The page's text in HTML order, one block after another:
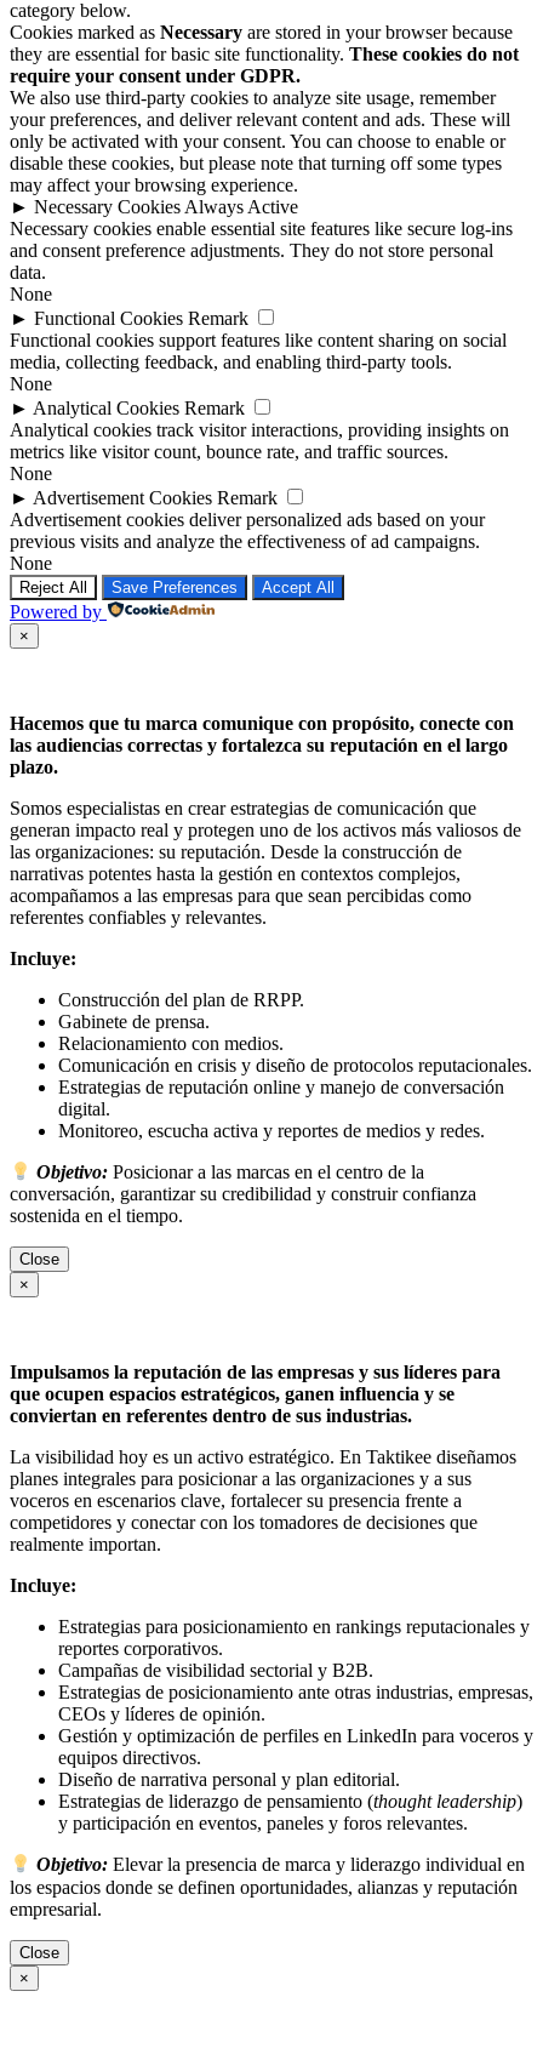
category below.
Cookies marked as Necessary are stored in your browser because
they are essential for basic site functionality. These cookies do not
require your consent under GDPR.
We also use third-party cookies to analyze site usage, remember
your preferences, and deliver relevant content and ads. These will
only be activated with your consent. You can choose to enable or
disable these cookies, but please note that turning off some types
may affect your browsing experience.
► Necessary Cookies Always Active
Necessary cookies enable essential site features like secure log-ins
and consent preference adjustments. They do not store personal
data.
None
► Functional Cookies Remark
Functional cookies support features like content sharing on social
media, collecting feedback, and enabling third-party tools.
None
► Analytical Cookies Remark
Analytical cookies track visitor interactions, providing insights on
metrics like visitor count, bounce rate, and traffic sources.
None
► Advertisement Cookies Remark
Advertisement cookies deliver personalized ads based on your
previous visits and analyze the effectiveness of ad campaigns.
None
Reject All Save Preferences Accept All
Powered by
Ir
a
×
Hacemos que tu marca comunique con propósito, conecte con
las audiencias correctas y fortalezca su reputación en el largo
plazo.
Somos especialistas en crear estrategias de comunicación que
generan impacto real y protegen uno de los activos más valiosos de
las organizaciones: su reputación. Desde la construcción de
narrativas potentes hasta la gestión en contextos complejos,
acompañamos a las empresas para que sean percibidas como
referentes confiables y relevantes.
Incluye:
Construcción del plan de RRPP.
Gabinete de prensa.
Relacionamiento con medios.
Comunicación en crisis y diseño de protocolos reputacionales.
Estrategias de reputación online y manejo de conversación
digital.
Monitoreo, escucha activa y reportes de medios y redes.
Objetivo: Posicionar a las marcas en el centro de la
conversación, garantizar su credibilidad y construir confianza
sostenida en el tiempo.
Close
×
Impulsamos la reputación de las empresas y sus líderes para
que ocupen espacios estratégicos, ganen influencia y se
conviertan en referentes dentro de sus industrias.
La visibilidad hoy es un activo estratégico. En Taktikee diseñamos
planes integrales para posicionar a las organizaciones y a sus
voceros en escenarios clave, fortalecer su presencia frente a
competidores y conectar con los tomadores de decisiones que
realmente importan.
Incluye:
Estrategias para posicionamiento en rankings reputacionales y
reportes corporativos.
Campañas de visibilidad sectorial y B2B.
Estrategias de posicionamiento ante otras industrias, empresas,
CEOs y líderes de opinión.
Gestión y optimización de perfiles en LinkedIn para voceros y
equipos directivos.
Diseño de narrativa personal y plan editorial.
Estrategias de liderazgo de pensamiento (thought leadership)
y participación en eventos, paneles y foros relevantes.
Objetivo: Elevar la presencia de marca y liderazgo individual en
los espacios donde se definen oportunidades, alianzas y reputación
empresarial.
Close
×